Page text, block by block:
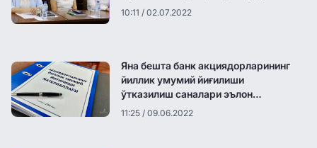
10:11 / 02.07.2022
Яна бешта банк акциядорларининг
йиллик умумий йиғилиши
ўтказилиш саналари эълон
қилинди
11:25 / 09.06.2022